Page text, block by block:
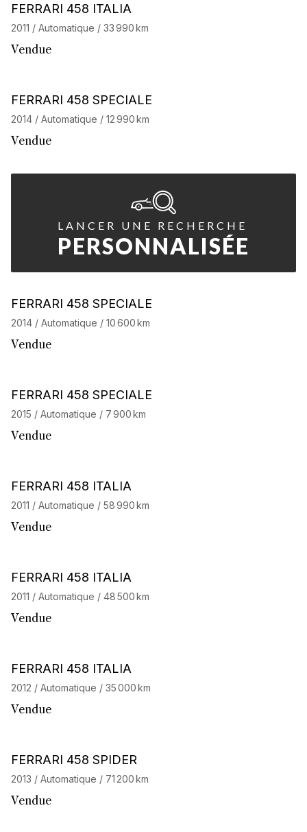
Barnes Exclusive
FERRARI 458 ITALIA
2011 / Automatique / 33 990 km
Vendue
Barnes Exclusive Stock CarJager
FERRARI 458 SPECIALE
2014 / Automatique / 12 990 km
Vendue
LANCER UNE RECHERCHE
PERSONNALISÉE
Barnes Exclusive
FERRARI 458 SPECIALE
2014 / Automatique / 10 600 km
Vendue
Barnes Exclusive Stock CarJager
FERRARI 458 SPECIALE
2015 / Automatique / 7 900 km
Vendue
Barnes Exclusive Stock CarJager
FERRARI 458 ITALIA
2011 / Automatique / 58 990 km
Vendue
Barnes Exclusive
FERRARI 458 ITALIA
2011 / Automatique / 48 500 km
Vendue
Barnes Exclusive
FERRARI 458 ITALIA
2012 / Automatique / 35 000 km
Vendue
Barnes Exclusive Stock CarJager
FERRARI 458 SPIDER
2013 / Automatique / 71 200 km
Vendue